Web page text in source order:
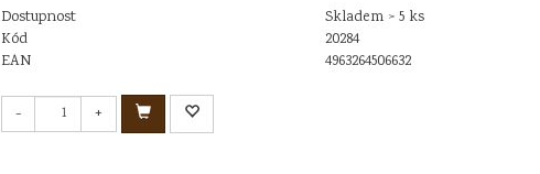
Dostupnost
Skladem > 5 ks
Kód
20284
EAN
4963264506632
- +